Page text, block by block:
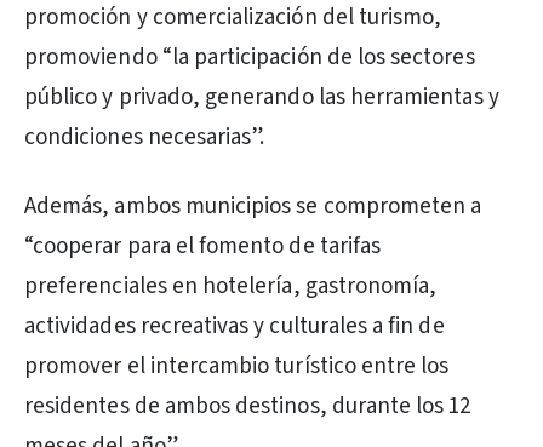
promoción y comercialización del turismo,
promoviendo “la participación de los sectores
público y privado, generando las herramientas y
condiciones necesarias”.
Además, ambos municipios se comprometen a
“cooperar para el fomento de tarifas
preferenciales en hotelería, gastronomía,
actividades recreativas y culturales a fin de
promover el intercambio turístico entre los
residentes de ambos destinos, durante los 12